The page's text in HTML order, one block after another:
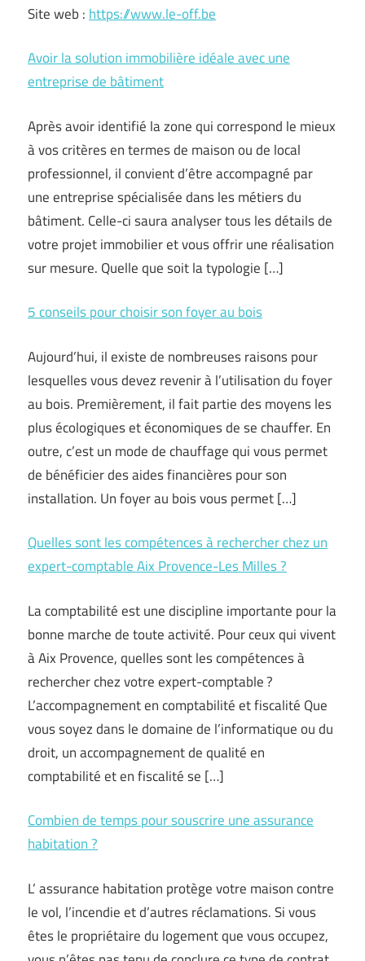
Site web : https://www.le-off.be
Avoir la solution immobilière idéale avec une
entreprise de bâtiment
Après avoir identifié la zone qui correspond le mieux
à vos critères en termes de maison ou de local
professionnel, il convient d’être accompagné par
une entreprise spécialisée dans les métiers du
bâtiment. Celle-ci saura analyser tous les détails de
votre projet immobilier et vous offrir une réalisation
sur mesure. Quelle que soit la typologie […]
5 conseils pour choisir son foyer au bois
Aujourd’hui, il existe de nombreuses raisons pour
lesquelles vous devez revenir à l’utilisation du foyer
au bois. Premièrement, il fait partie des moyens les
plus écologiques et économiques de se chauffer. En
outre, c’est un mode de chauffage qui vous permet
de bénéficier des aides financières pour son
installation. Un foyer au bois vous permet […]
Quelles sont les compétences à rechercher chez un
expert-comptable Aix Provence-Les Milles ?
La comptabilité est une discipline importante pour la
bonne marche de toute activité. Pour ceux qui vivent
à Aix Provence, quelles sont les compétences à
rechercher chez votre expert-comptable ?
L’accompagnement en comptabilité et fiscalité Que
vous soyez dans le domaine de l’informatique ou du
droit, un accompagnement de qualité en
comptabilité et en fiscalité se […]
Combien de temps pour souscrire une assurance
habitation ?
L’ assurance habitation protège votre maison contre
le vol, l’incendie et d’autres réclamations. Si vous
êtes le propriétaire du logement que vous occupez,